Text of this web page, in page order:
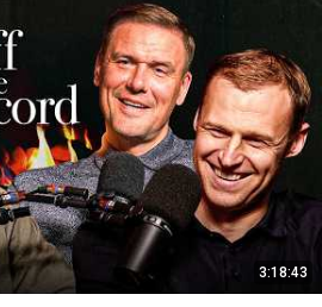
3:18:43